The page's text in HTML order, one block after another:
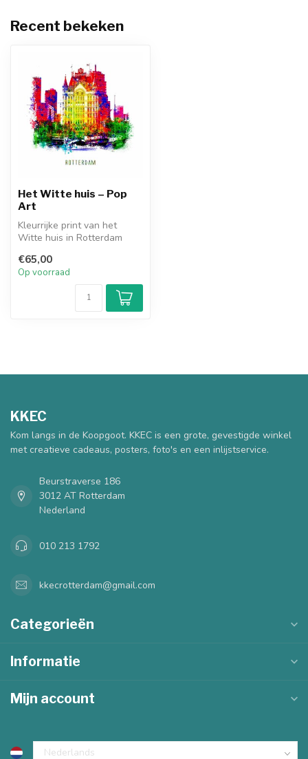
Recent bekeken
Het Witte huis – Pop
Art
Kleurrijke print van het
Witte huis in Rotterdam
€65,00
Op voorraad
KKEC
Kom langs in de Koopgoot. KKEC is een grote, gevestigde winkel
met creatieve cadeaus, posters, foto's en een inlijstservice.
Beurstraverse 186
3012 AT Rotterdam
Nederland
010 213 1792
kkecrotterdam@gmail.com
Categorieën
Informatie
Mijn account